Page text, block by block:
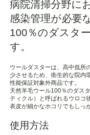
病院清掃分野に
感染管理が必要
100％のダスタ
す。
ウールダスターは、高中低所
少させるため、衛生的な院内
性能保証対象外商品です。
天然羊毛ウール100％のダス
ティクル）と呼ばれるウロコ
表皮が細かなホコリでもしっ
使用方法